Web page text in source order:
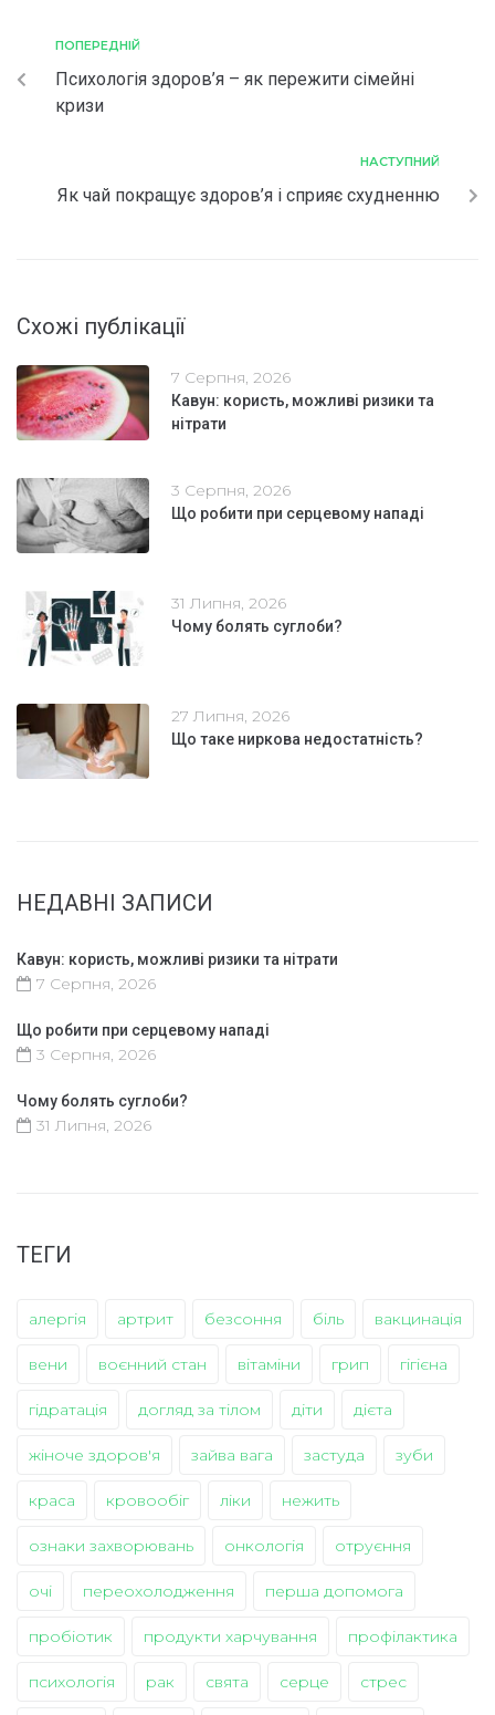
ПОПЕРЕДНІЙ
Психологія здоров’я – як пережити сімейні
кризи
НАСТУПНИЙ
Як чай покращує здоров’я і сприяє схудненню
Схожі публікації
7 Серпня, 2026
Кавун: користь, можливі ризики та
нітрати
3 Серпня, 2026
Що робити при серцевому нападі
31 Липня, 2026
Чому болять суглоби?
27 Липня, 2026
Що таке ниркова недостатність?
НЕДАВНІ ЗАПИСИ
Кавун: користь, можливі ризики та нітрати
7 Серпня, 2026
Що робити при серцевому нападі
3 Серпня, 2026
Чому болять суглоби?
31 Липня, 2026
ТЕГИ
алергія артрит безсоння біль вакцинація
вени воєнний стан вітаміни грип гігієна
гідратація догляд за тілом діти дієта
жіноче здоров'я зайва вага застуда зуби
краса кровообіг ліки нежить
ознаки захворювань онкологія отруєння
очі переохолодження перша допомога
пробіотик продукти харчування профілактика
психологія рак свята серце стрес